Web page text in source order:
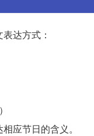
达方式：
应节日的含义。